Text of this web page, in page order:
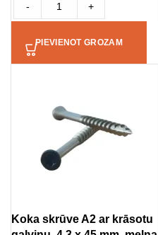
- +
PIEVIENOT GROZAM
Koka skrūve A2 ar krāsotu